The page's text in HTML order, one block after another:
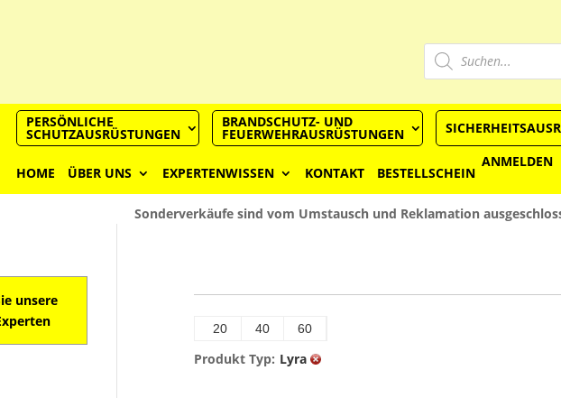
Produkts
Suchen
PERSÖNLICHE
SCHUTZAUSRÜSTUNGEN
BRANDSCHUTZ- UND
FEUERWEHRAUSRÜSTUNGEN
HOME ÜBER UNS EXPERTENWISSEN KONTAKT BESTELLSCHEIN
ANMELDEN
Sonderverkäufe sind vom Umstausch und Reklamation
20 40 60
Produkt Typ: Lyra
unsere